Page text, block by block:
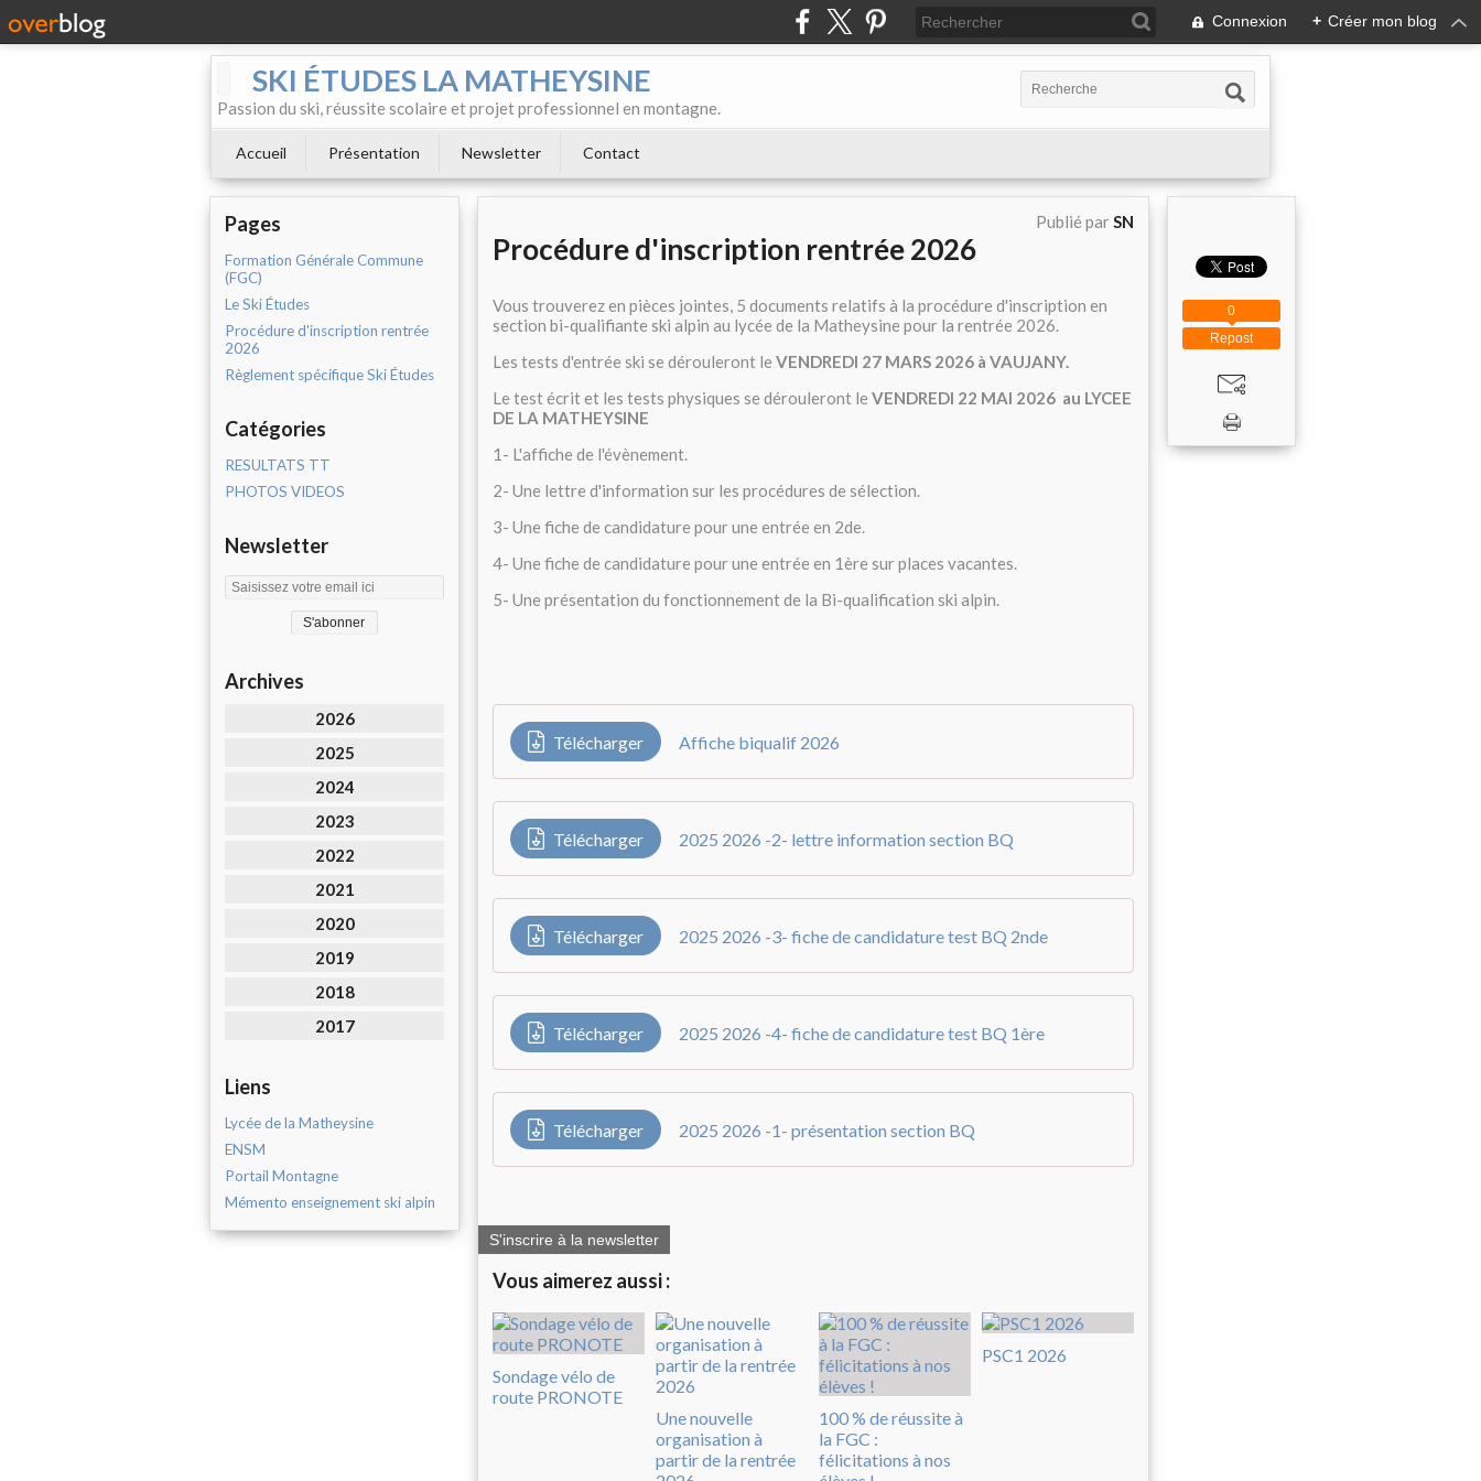
Connexion + Créer mon blog
SKI ÉTUDES LA MATHEYSINE
Passion du ski, réussite scolaire et projet professionnel en montagne.
Accueil Présentation Newsletter Contact
Pages
Formation Générale Commune
(FGC)
Le Ski Études
Procédure d'inscription rentrée
2026
Règlement spécifique Ski Études
Catégories
RESULTATS TT
PHOTOS VIDEOS
Newsletter
Archives
2026
2025
2024
2023
2022
2021
2020
2019
2018
2017
Liens
Lycée de la Matheysine
ENSM
Portail Montagne
Mémento enseignement ski alpin
Publié parSN
Procédure d'inscription rentrée 2026
Vous trouverez en pièces jointes, 5 documents relatifs à la procédure d'inscription en
section bi-qualifiante ski alpin au lycée de la Matheysine pour la rentrée 2026.
Les tests d'entrée ski se dérouleront le VENDREDI 27 MARS 2026 à VAUJANY.
Le test écrit et les tests physiques se dérouleront le VENDREDI 22 MAI 2026 au LYCEE
DE LA MATHEYSINE
1- L'affiche de l'évènement.
2- Une lettre d'information sur les procédures de sélection.
3- Une fiche de candidature pour une entrée en 2de.
4- Une fiche de candidature pour une entrée en 1ère sur places vacantes.
5- Une présentation du fonctionnement de la Bi-qualification ski alpin.
Télécharger Affiche biqualif 2026
Télécharger 2025 2026 -2- lettre information section BQ
Télécharger 2025 2026 -3- fiche de candidature test BQ 2nde
Télécharger 2025 2026 -4- fiche de candidature test BQ 1ère
Télécharger 2025 2026 -1- présentation section BQ
S'inscrire à la newsletter
Vous aimerez aussi :
Sondage vélo de
route PRONOTE
Une nouvelle
organisation à
partir de la rentrée
100 % de réussite à
la FGC :
félicitations à nos
PSC1 2026
Repost
0